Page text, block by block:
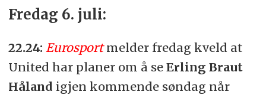
Fredag 6. juli:
22.24: Eurosportmelder fredag kveld at
United har planer om å se Erling Braut
Håland igjen kommende søndag når